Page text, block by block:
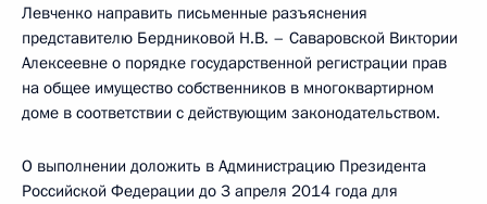
Левченко направить письменные разъяснения
представителю Бердниковой Н.В. – Саваровской Виктории
Алексеевне о порядке государственной регистрации прав
на общее имущество собственников в многоквартирном
доме в соответствии с действующим законодательством.
О выполнении доложить в Администрацию Президента
Российской Федерации до 3 апреля 2014 года для